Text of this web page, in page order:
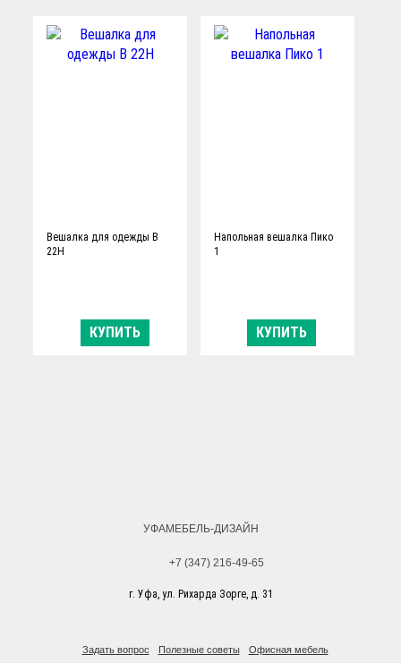
Вешалка для одежды В
22Н
КУПИТЬ
Напольная вешалка Пико
1
КУПИТЬ
УФАМЕБЕЛЬ-ДИЗАЙН
+7 (347) 216-49-65
г. Уфа, ул. Рихарда Зорге, д. 31
Задать вопрос Полезные советы
Офисная мебель